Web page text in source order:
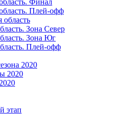
Финал
Плей-офф
область
Зона Север
Зона Юг
Плей-офф
2020
2020
этап